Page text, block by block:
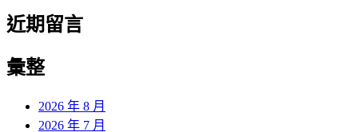
近期留言
彙整
2026 年 8 月
2026 年 7 月